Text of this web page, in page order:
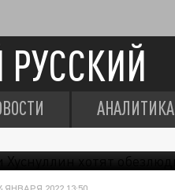
АНАЛИТИКА